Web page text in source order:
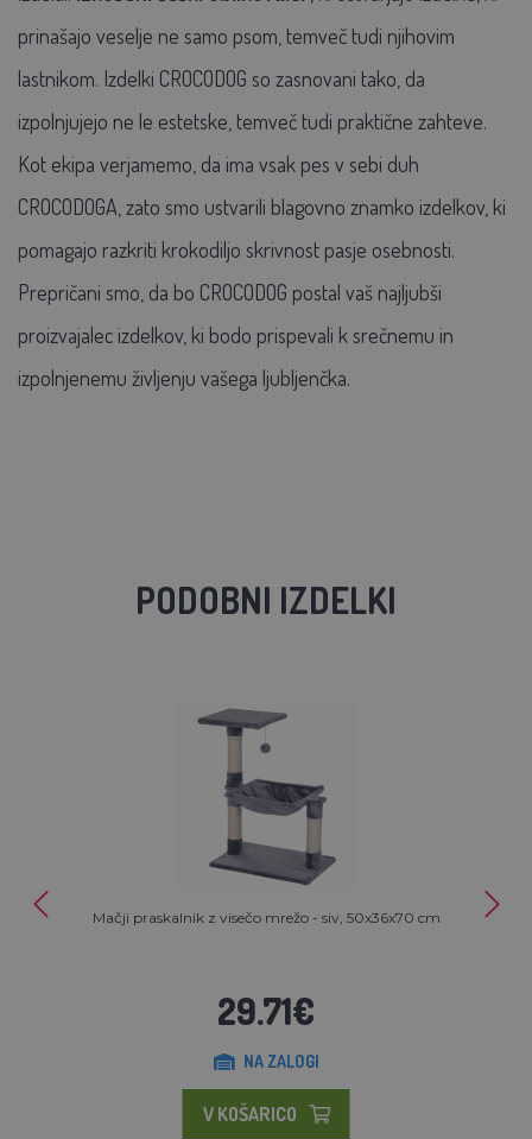
prinašajo veselje ne samo psom, temveč tudi njihovim
lastnikom. Izdelki CROCODOG so zasnovani tako, da
izpolnjujejo ne le estetske, temveč tudi praktične zahteve.
Kot ekipa verjamemo, da ima vsak pes v sebi duh
CROCODOGA, zato smo ustvarili blagovno znamko izdelkov, ki
pomagajo razkriti krokodiljo skrivnost pasje osebnosti.
Prepričani smo, da bo CROCODOG postal vaš najljubši
proizvajalec izdelkov, ki bodo prispevali k srečnemu in
izpolnjenemu življenju vašega ljubljenčka.
PODOBNI IZDELKI
Mačji praskalnik z visečo mrežo - siv, 50x36x70 cm
29.71€
NA ZALOGI
V KOŠARICO